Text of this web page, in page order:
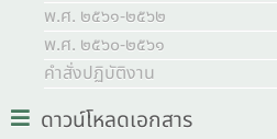
พ.ศ. ๒๕๖๑-๒๕๖๒
พ.ศ. ๒๕๖๐-๒๕๖๑
คำสั่งปฏิบัติงาน
ดาวน์โหลดเอกสาร